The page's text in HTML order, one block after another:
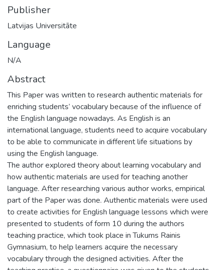
Publisher
Latvijas Universitāte
Language
N/A
Abstract
This Paper was written to research authentic materials for
enriching students’ vocabulary because of the influence of
the English language nowadays. As English is an
international language, students need to acquire vocabulary
to be able to communicate in different life situations by
using the English language.
The author explored theory about learning vocabulary and
how authentic materials are used for teaching another
language. After researching various author works, empirical
part of the Paper was done. Authentic materials were used
to create activities for English language lessons which were
presented to students of form 10 during the authors
teaching practice, which took place in Tukums Rainis
Gymnasium, to help learners acquire the necessary
vocabulary through the designed activities. After the